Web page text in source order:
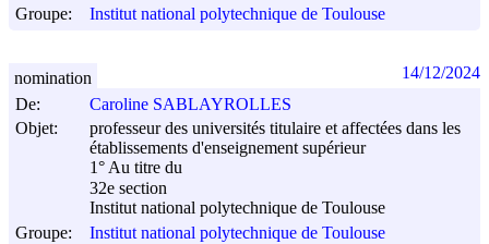
Groupe:
Institut national polytechnique de Toulouse
De:
Caroline SABLAYROLLES
Objet:
professeur des universités titulaire et affectées dans les
établissements d'enseignement supérieur
1° Au titre du
32e section
Institut national polytechnique de Toulouse
Groupe:
Institut national polytechnique de Toulouse
nomination 14/12/2024